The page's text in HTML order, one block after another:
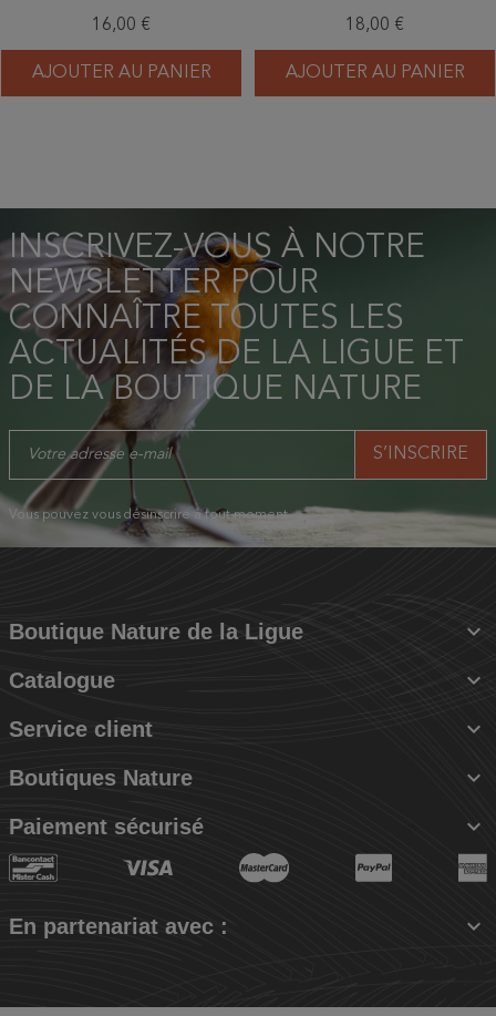
16,00 €
AJOUTER AU PANIER
18,00 €
AJOUTER AU PANIER
INSCRIVEZ-VOUS À NOTRE
NEWSLETTER POUR
CONNAÎTRE TOUTES LES
ACTUALITÉS DE LA LIGUE ET
DE LA BOUTIQUE NATURE
Vous pouvez vous désinscrire à tout moment.
Boutique Nature de la Ligue 
Catalogue 
Service client 
Boutiques Nature 
Paiement sécurisé 
En partenariat avec : 